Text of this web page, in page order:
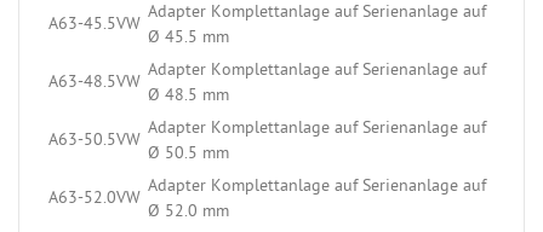
A63-45.5VW
Adapter Komplettanlage auf Serienanlage auf
Ø 45.5 mm
A63-48.5VW
Adapter Komplettanlage auf Serienanlage auf
Ø 48.5 mm
A63-50.5VW
Adapter Komplettanlage auf Serienanlage auf
Ø 50.5 mm
A63-52.0VW
Adapter Komplettanlage auf Serienanlage auf
Ø 52.0 mm